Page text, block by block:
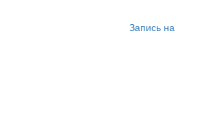
Запись на